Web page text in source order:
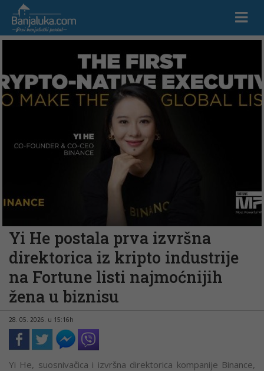
Yi He postala prva izvršna
direktorica iz kripto industrije
na Fortune listi najmoćnijih
žena u biznisu
28. 05. 2026. u 15:16h
Yi He, suosnivačica i izvršna direktorica kompanije Binance,